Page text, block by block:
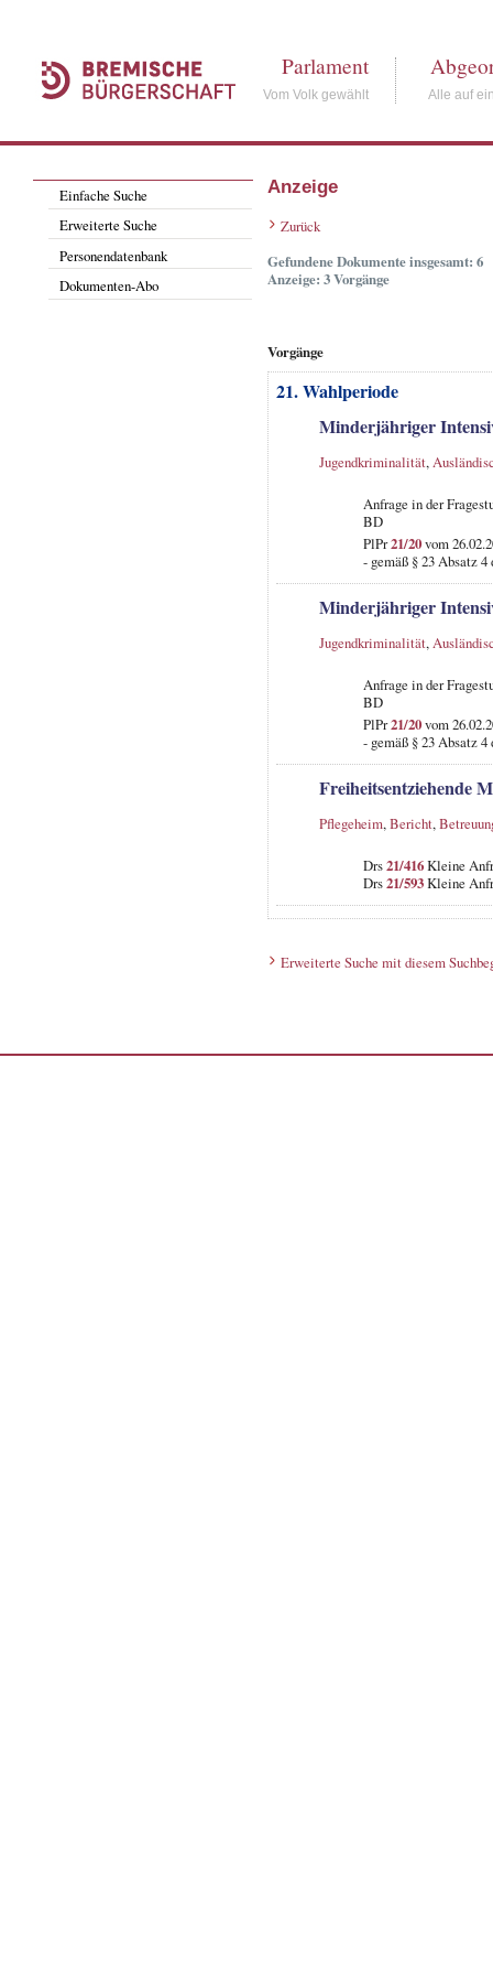
Parlament
Vom Volk gewählt Alle auf
Einfache Suche
Erweiterte Suche
Personendatenbank
Dokumenten-Abo
Anzeige
Zurück
Gefundene Dokumente insgesamt: 6
Anzeige: 3 Vorgänge
Vorgänge
21. Wahlperiode
Minderjähriger
Jugendkriminalität,
Anfrage in der
BD
PlPr21/20vom
- gemäß § 23 Absatz
Minderjähriger
Jugendkriminalität,
Anfrage in der
BD
PlPr21/20vom
- gemäß § 23 Absatz
Freiheitsentziehende
Pflegeheim,Bericht,
Drs21/416Kleine
Drs21/593Kleine
Erweiterte Suche mit diesem